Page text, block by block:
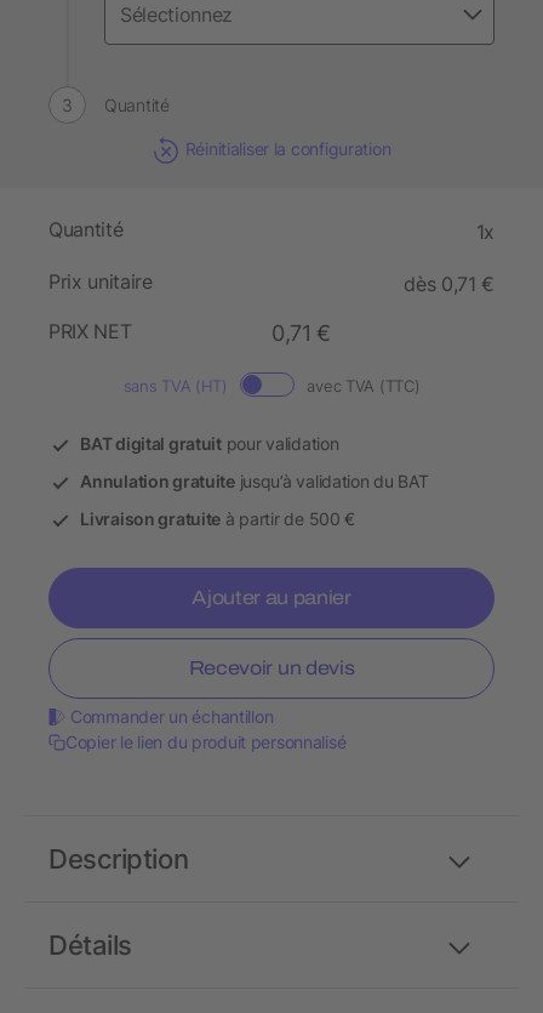
Quantité
Réinitialiser la configuration
Quantité 1x
Prix unitaire
dès 0,71 €
PRIX NET
0,71 €
sans TVA (HT) avec TVA (TTC)
BAT digital gratuitpour validation
Annulation gratuitejusqu’à validation du BAT
Livraison gratuite à partir de 500 €
Ajouter au panier
Recevoir un devis
Commander un échantillon
Copier le lien du produit personnalisé
Détails
Description